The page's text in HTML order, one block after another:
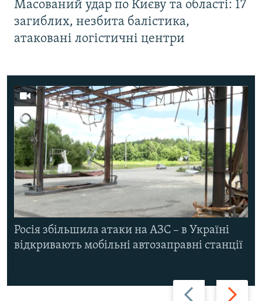
Масований удар по Києву та області: 17
загиблих, незбита балістика,
атаковані логістичні центри
Назад Вперед
Росія збільшила атаки на АЗС – в Україні
відкривають мобільні автозаправні станції